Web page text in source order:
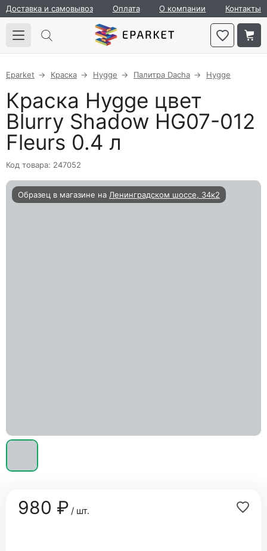
Доставка и самовывоз Оплата О компании Контакты
Eparket Краска Hygge Палитра Dacha Hygge
Краска Hygge цвет
Blurry Shadow HG07-012
Fleurs 0.4 л
Код товара: 247052
Образец в магазине на Ленинградском шоссе, 34к2
980 ₽/ шт.